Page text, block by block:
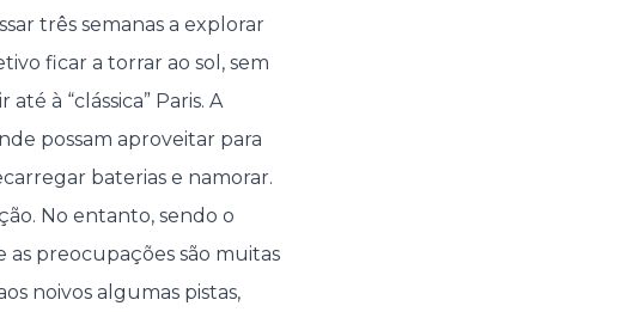
três semanas a explorar
ficar a torrar ao sol, sem
à “clássica” Paris. A
possam aproveitar para
baterias e namorar.
No entanto, sendo o
preocupações são muitas
noivos algumas pistas,